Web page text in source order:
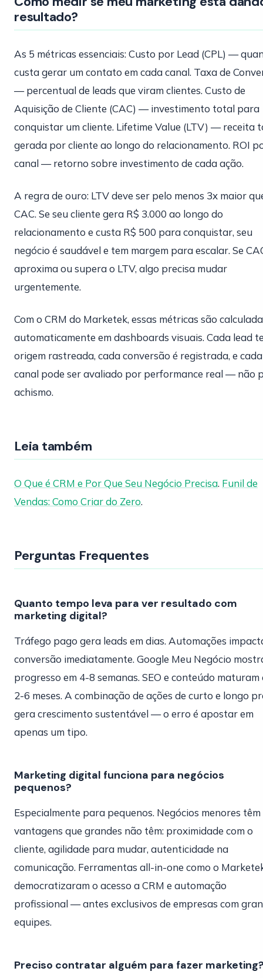
resultado?
As 5 métricas essenciais: Custo por Lead (CPL) —
custa gerar um contato em cada canal. Taxa de
— percentual de leads que viram clientes. Custo de
Aquisição de Cliente (CAC) — investimento total para
conquistar um cliente. Lifetime Value (LTV) — receita
gerada por cliente ao longo do relacionamento. ROI
canal — retorno sobre investimento de cada ação.
A regra de ouro: LTV deve ser pelo menos 3x maior
CAC. Se seu cliente gera R$ 3.000 ao longo do
relacionamento e custa R$ 500 para conquistar, seu
negócio é saudável e tem margem para escalar. Se
aproxima ou supera o LTV, algo precisa mudar
urgentemente.
Com o CRM do Marketek, essas métricas são
automaticamente em dashboards visuais. Cada lead
origem rastreada, cada conversão é registrada, e cada
canal pode ser avaliado por performance real — não
achismo.
Leia também
O Que é CRM e Por Que Seu Negócio Precisa. Funil de
Vendas: Como Criar do Zero.
Perguntas Frequentes
Quanto tempo leva para ver resultado com
marketing digital?
Tráfego pago gera leads em dias. Automações
conversão imediatamente. Google Meu Negócio
progresso em 4-8 semanas. SEO e conteúdo maturam
2-6 meses. A combinação de ações de curto e longo
gera crescimento sustentável — o erro é apostar em
apenas um tipo.
Marketing digital funciona para negócios
pequenos?
Especialmente para pequenos. Negócios menores têm
vantagens que grandes não têm: proximidade com o
cliente, agilidade para mudar, autenticidade na
comunicação. Ferramentas all-in-one como o
democratizaram o acesso a CRM e automação
profissional — antes exclusivos de empresas com
equipes.
Preciso contratar alguém para fazer